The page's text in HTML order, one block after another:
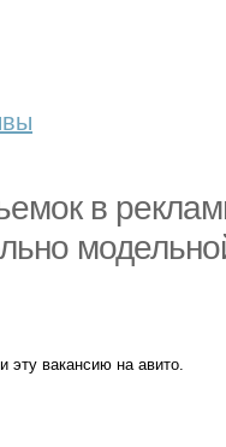
в
вакансию на авито.